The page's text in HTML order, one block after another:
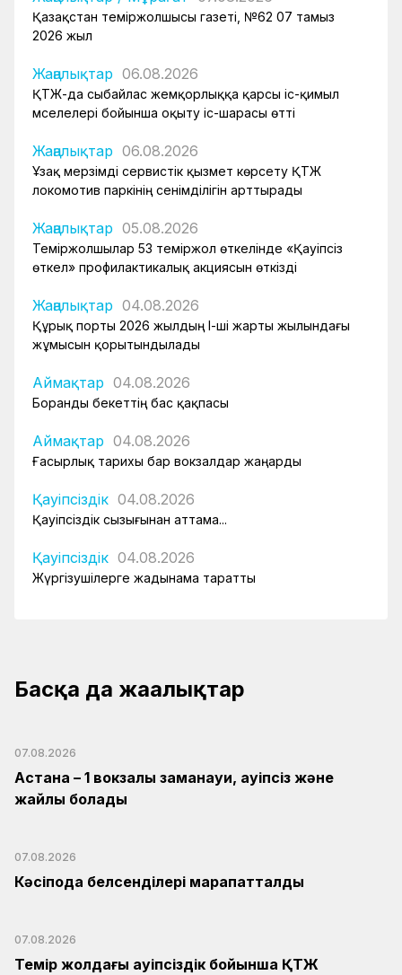
Қазақстан теміржолшысы газеті, №62 07 тамыз
2026 жыл
Жаңалықтар 06.08.2026
ҚТЖ-да сыбайлас жемқорлыққа қарсы іс-қимыл
мәселелері бойынша оқыту іс-шарасы өтті
Жаңалықтар 06.08.2026
Ұзақ мерзімді сервистік қызмет көрсету ҚТЖ
локомотив паркінің сенімділігін арттырады
Жаңалықтар 05.08.2026
Теміржолшылар 53 теміржол өткелінде «Қауіпсіз
өткел» профилактикалық акциясын өткізді
Жаңалықтар 04.08.2026
Құрық порты 2026 жылдың І-ші жарты жылындағы
жұмысын қорытындылады
Аймақтар 04.08.2026
Боранды бекеттің бас қақпасы
Аймақтар 04.08.2026
Ғасырлық тарихы бар вокзалдар жаңарды
Қауіпсіздік 04.08.2026
Қауіпсіздік сызығынан аттама...
Қауіпсіздік 04.08.2026
Жүргізушілерге жадынама таратты
Басқа да жаңалықтар
07.08.2026
Астана – 1 вокзалы заманауи, қауіпсіз және
жайлы болады
07.08.2026
Кәсіподақ белсенділері марапатталды
07.08.2026
Темір жолдағы қауіпсіздік бойынша ҚТЖ